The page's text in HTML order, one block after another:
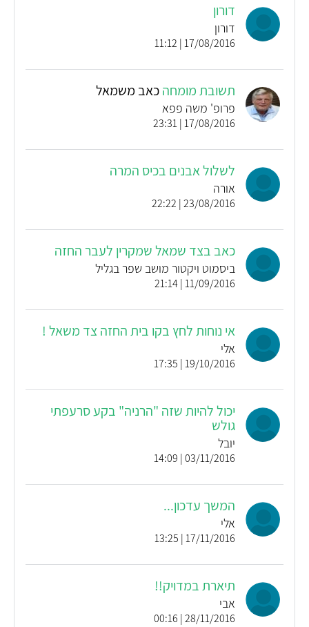
דורון
דורון
17/08/2016 | 11:12
תשובת מומחהכאב משמאל
פרופ' משה פפא
17/08/2016 | 23:31
לשלול אבנים בכיס המרה
אורה
23/08/2016 | 22:22
כאב בצד שמאל שמקרין לעבר החזה
ביסמוט ויקטור מושב שפר בגליל
11/09/2016 | 21:14
אי נוחות לחץ בקו בית החזה צד משאל !
אלי
19/10/2016 | 17:35
יכול להיות שזה "הרניה" בקע סרעפתי
גולש
יובל
03/11/2016 | 14:09
המשך עדכון...
אלי
17/11/2016 | 13:25
תיארת במדויק!!
אבי
28/11/2016 | 00:16